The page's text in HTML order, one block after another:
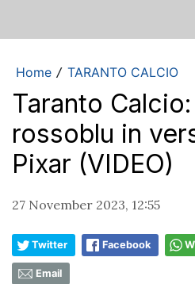
Home / TARANTO CALCIO
Taranto
rossoblu in
Pixar (VIDEO)
27 November 2023, 12:55
Twitter Facebook
Email